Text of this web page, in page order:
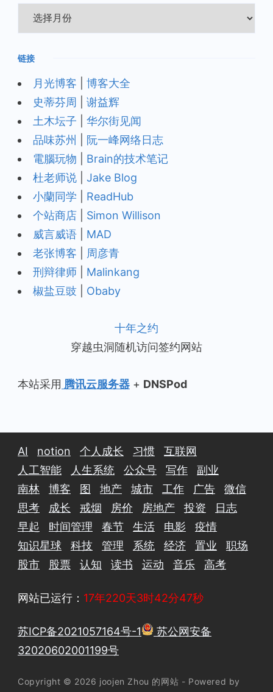
档
链接
月光博客
博客大全
史蒂芬周
谢益辉
土木坛子
华尔街见闻
品味苏州
阮一峰网络日志
電腦玩物
Brain的技术笔记
杜老师说
Jake Blog
小蘭同学
ReadHub
个站商店
Simon Willison
威言威语
MAD
老张博客
周彦青
刑辩律师
Malinkang
椒盐豆豉
Obaby
十年之约
穿越虫洞随机访问签约网站
本站采用 腾讯云服务器 + DNSPod
AI notion 个人成长 习惯
互联网
人工智能
人生系统 公众号 写作
副业
南林
博客 图 地产 城市 工作 广告
微信
思考
成长 戒烟 房价 房地产 投资
日志
早起
时间管理 春节 生活 电影
疫情
知识星球
科技 管理 系统 经济 置业
职场
股市
股票 认知 读书 运动 音乐 高考
网站已运行： 17年220天3时42分48秒
苏ICP备2021057164号-1
苏公网安备
32020602001199号
Copyright © 2026 joojen Zhou 的网站 - Powered by